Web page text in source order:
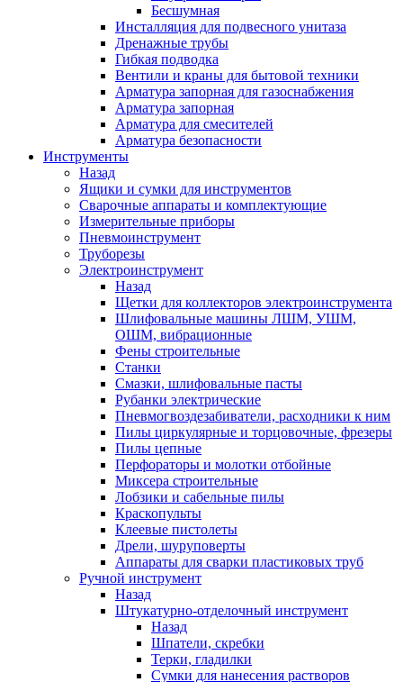
Бесшумная
Инсталляция для подвесного унитаза
Дренажные трубы
Гибкая подводка
Вентили и краны для бытовой техники
Арматура запорная для газоснабжения
Арматура запорная
Арматура для смесителей
Арматура безопасности
Инструменты
Назад
Ящики и сумки для инструментов
Сварочные аппараты и комплектующие
Измерительные приборы
Пневмоинструмент
Труборезы
Электроинструмент
Назад
Щетки для коллекторов электроинструмента
Шлифовальные машины ЛШМ, УШМ,
ОШМ, вибрационные
Фены строительные
Станки
Смазки, шлифовальные пасты
Рубанки электрические
Пневмогвоздезабиватели, расходники к ним
Пилы циркулярные и торцовочные, фрезеры
Пилы цепные
Перфораторы и молотки отбойные
Миксера строительные
Лобзики и сабельные пилы
Краскопульты
Клеевые пистолеты
Дрели, шуруповерты
Аппараты для сварки пластиковых труб
Ручной инструмент
Назад
Штукатурно-отделочный инструмент
Назад
Шпатели, скребки
Терки, гладилки
Сумки для нанесения растворов